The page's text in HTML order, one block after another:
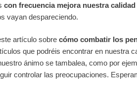
con frecuencia mejora nuestra calidad
vayan despareciendo.
artículo sobre cómo combatir los
que podréis encontrar en nuestra
ánimo se tambalea, como por
controlar las preocupaciones.